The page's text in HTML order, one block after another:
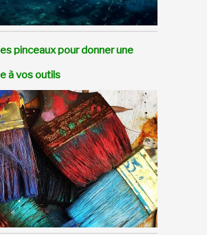
pinceaux pour donner une
à vos outils